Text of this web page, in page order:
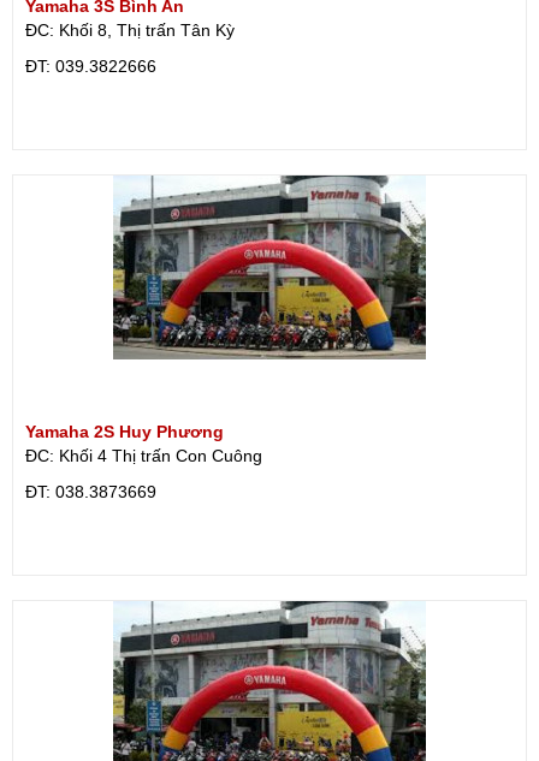
Yamaha 3S Bình An
ĐC: Khối 8, Thị trấn Tân Kỳ
ÐT: 039.3822666
Yamaha 2S Huy Phương
ĐC: Khối 4 Thị trấn Con Cuông
ÐT: 038.3873669